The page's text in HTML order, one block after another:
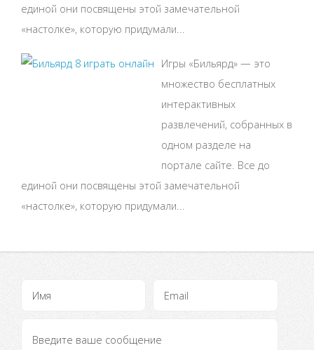
единой они посвящены этой замечательной
«настолке», которую придумали...
Игры «Бильярд» — это
множество бесплатных
интерактивных
развлечений, собранных в
одном разделе на
портале сайте. Все до
единой они посвящены этой замечательной
«настолке», которую придумали...